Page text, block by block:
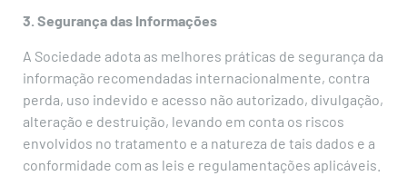
3. Segurança das Informações
A Sociedade adota as melhores práticas de segurança da
informação recomendadas internacionalmente, contra
perda, uso indevido e acesso não autorizado, divulgação,
alteração e destruição, levando em conta os riscos
envolvidos no tratamento e a natureza de tais dados e a
conformidade com as leis e regulamentações aplicáveis.